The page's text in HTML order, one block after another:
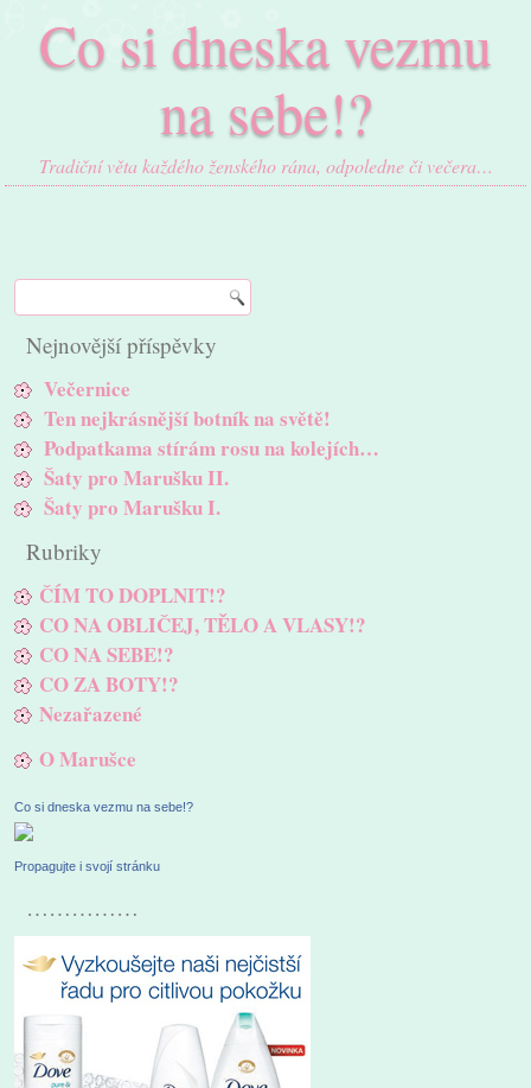
Co si dneska vezmu
na sebe!?
Tradiční věta každého ženského rána, odpoledne či večera…
Nejnovější příspěvky
Večernice
Ten nejkrásnější botník na světě!
Podpatkama stírám rosu na kolejích…
Šaty pro Marušku II.
Šaty pro Marušku I.
Rubriky
ČÍM TO DOPLNIT!?
CO NA OBLIČEJ, TĚLO A VLASY!?
CO NA SEBE!?
CO ZA BOTY!?
Nezařazené
O Marušce
Co si dneska vezmu na sebe!?
Propagujte i svojí stránku
……………